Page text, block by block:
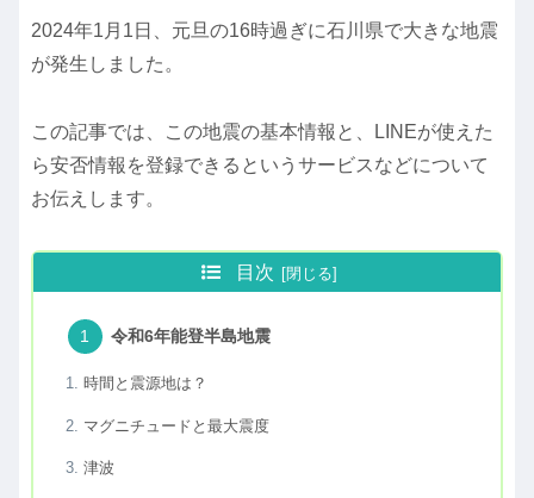
2024年1月1日、元旦の16時過ぎに石川県で大きな地震
が発生しました。
この記事では、この地震の基本情報と、LINEが使えた
ら安否情報を登録できるというサービスなどについて
お伝えします。
目次
令和6年能登半島地震
時間と震源地は？
マグニチュードと最大震度
津波